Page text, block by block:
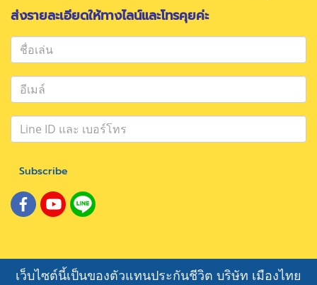
ส่งรายละเอียดให้ทางไลน์และโทรคุยค่ะ
Subscribe
เว็บไซต์นี้เป็นของตัวแทนประกันชีวิต บริษัท เมืองไทย